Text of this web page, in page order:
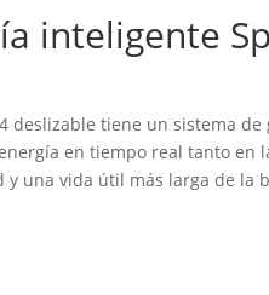
inteligente
deslizable tiene un sistema
en tiempo real tanto en
y una vida útil más larga de la